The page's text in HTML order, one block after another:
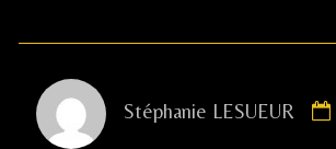
Stéphanie LESUEUR